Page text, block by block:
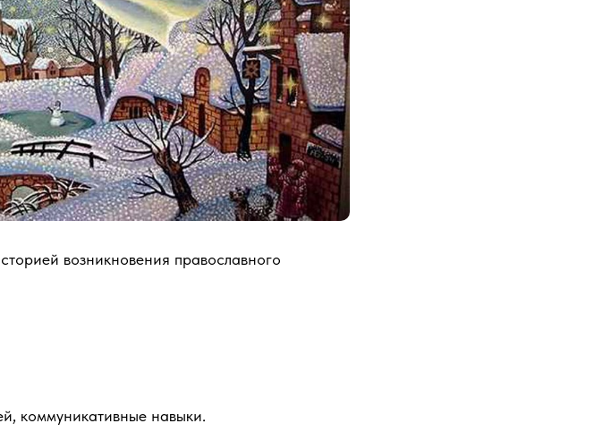
возникновения православного
коммуникативные навыки.